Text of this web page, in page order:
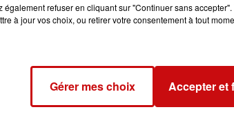
également refuser en cliquant sur "Continuer sans
à jour vos choix, ou retirer votre consentement à tout
Gérer mes choix Accepter et